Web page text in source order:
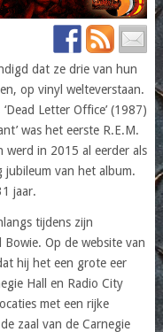
dat ze drie van hun
op vinyl welteverstaan.
Letter Office’ (1987)
was het eerste R.E.M.
werd in 2015 al eerder als
jubileum van het album.
jaar.
tijdens zijn
Op de website van
hij het een grote eer
Hall en Radio City
met een rijke
zaal van de Carnegie